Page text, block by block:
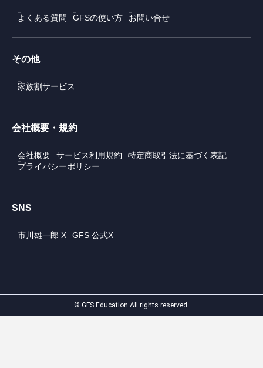
よくある質問 GFSの使い方 お問い合せ
その他
家族割サービス
会社概要・規約
会社概要 サービス利用規約
特定商取引法に基づく表記
プライバシーポリシー
SNS
市川雄一郎 X GFS 公式X
© GFS Education All rights reserved.